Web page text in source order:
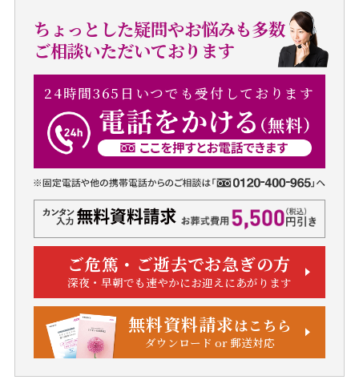
ちょっとした疑問やお悩みも多数
ご相談いただいております
24時間365日いつでも受付しております
ご危篤・ご逝去でお急ぎの方
深夜・早朝でも速やかにお迎えにあがります
無料資料請求はこちら
ダウンロード or 郵送対応